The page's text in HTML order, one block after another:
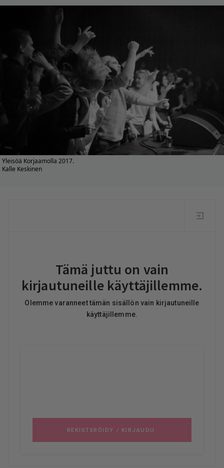
Yleisöä Korjaamolla 2017.
Kalle Keskinen